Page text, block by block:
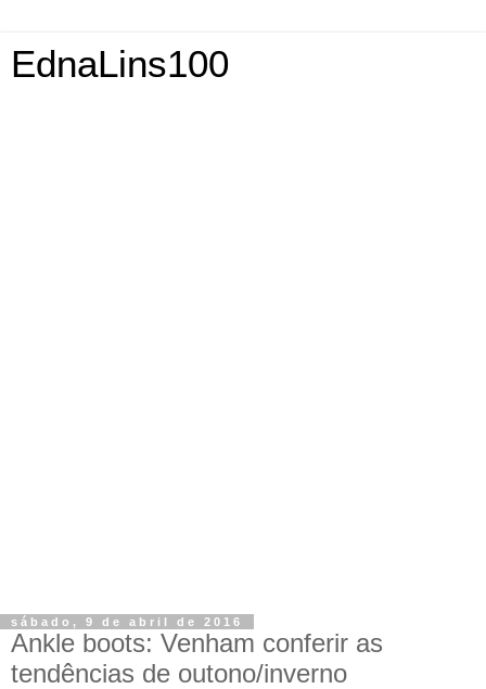
EdnaLins100
sábado, 9 de abril de 2016
Ankle boots: Venham conferir as
tendências de outono/inverno